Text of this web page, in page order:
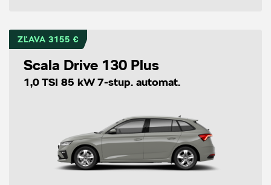
ZĽAVA 3155 €
Scala Drive 130 Plus
1,0 TSI 85 kW 7-stup. automat.